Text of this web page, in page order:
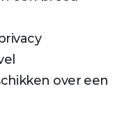
over een